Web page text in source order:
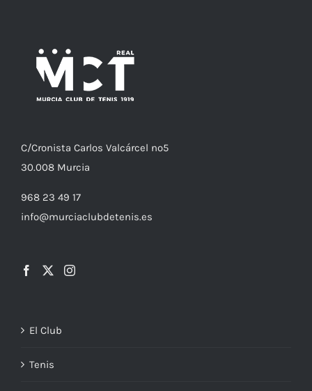
C/Cronista Carlos Valcárcel nº5
30.008 Murcia
968 23 49 17
info@murciaclubdetenis.es
El Club
Tenis